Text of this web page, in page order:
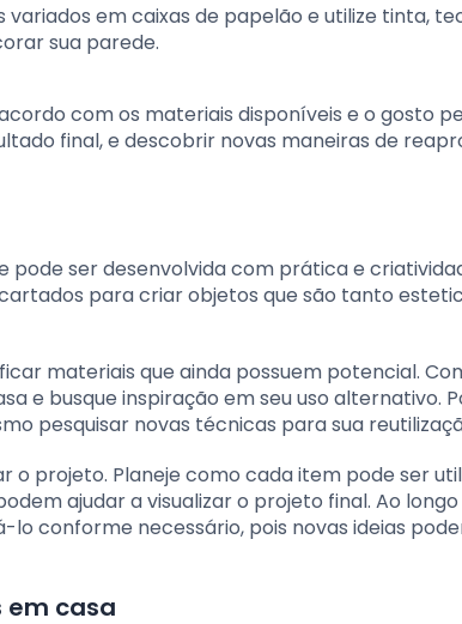
em caixas de papelão e utilize tinta,
sua parede.
com os materiais disponíveis e o gosto
final, e descobrir novas maneiras de
ser desenvolvida com prática e
para criar objetos que são tanto
materiais que ainda possuem potencial.
e busque inspiração em seu uso alternativo.
pesquisar novas técnicas para sua
o projeto. Planeje como cada item pode ser
ajudar a visualizar o projeto final. Ao longo
conforme necessário, pois novas ideias
em casa